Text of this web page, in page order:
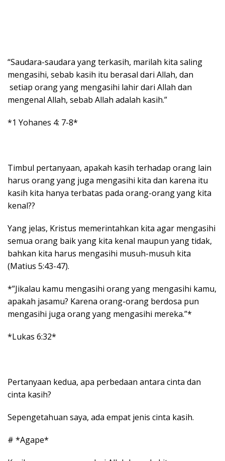
“Saudara-saudara yang terkasih, marilah kita saling
mengasihi, sebab kasih itu berasal dari Allah, dan
setiap orang yang mengasihi lahir dari Allah dan
mengenal Allah, sebab Allah adalah kasih.”
*1 Yohanes 4: 7-8*
Timbul pertanyaan, apakah kasih terhadap orang lain
harus orang yang juga mengasihi kita dan karena itu
kasih kita hanya terbatas pada orang-orang yang kita
kenal??
Yang jelas, Kristus memerintahkan kita agar mengasihi
semua orang baik yang kita kenal maupun yang tidak,
bahkan kita harus mengasihi musuh-musuh kita
(Matius 5:43-47).
*”Jikalau kamu mengasihi orang yang mengasihi kamu,
apakah jasamu? Karena orang-orang berdosa pun
mengasihi juga orang yang mengasihi mereka.”*
*Lukas 6:32*
Pertanyaan kedua, apa perbedaan antara cinta dan
cinta kasih?
Sepengetahuan saya, ada empat jenis cinta kasih.
# *Agape*